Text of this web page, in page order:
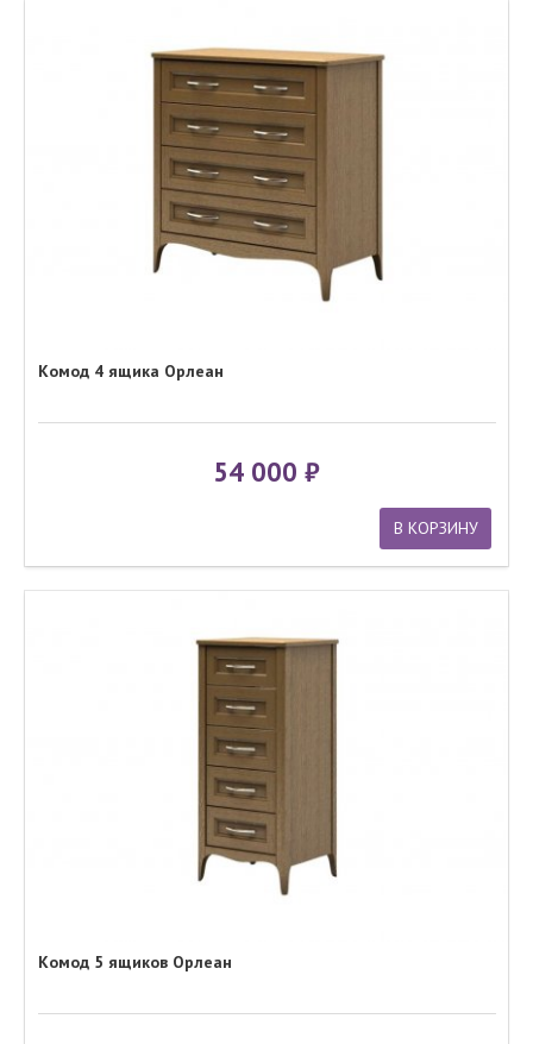
Комод 4 ящика Орлеан
54 000
В КОРЗИНУ
Комод 5 ящиков Орлеан